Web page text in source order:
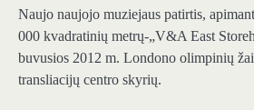
Naujo naujojo muziejaus patirtis,
000 kvadratinių metrų-„V&A East
buvusios 2012 m. Londono olimpinių
transliacijų centro skyrių.